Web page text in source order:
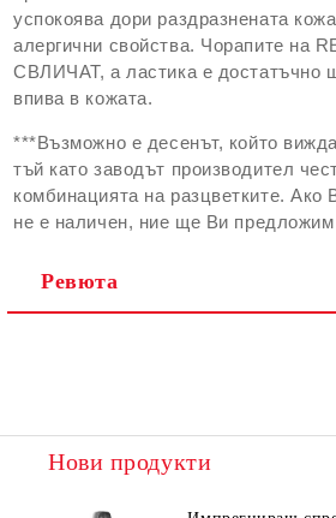
успокоява дори раздразнената
алергични свойства. Чорапите на
СВЛИЧАТ, а ластика е достатъчно
впива в кожата.
***Възможно е десенът, който
тъй като заводът производител
комбинацията на разцветките. Ако
не е наличен, ние ще Ви предложим
Ревюта
Нови продукти